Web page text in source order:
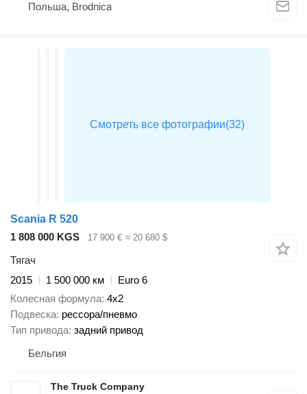
Польша, Brodnica
Scania R 520
1 808 000 KGS
17 900 € ≈ 20 680 $
Тягач
2015
1 500 000 км
Euro 6
Колесная формула 4x2
Подвеска рессора/пневмо
Тип привода задний привод
Бельгия
The Truck Company